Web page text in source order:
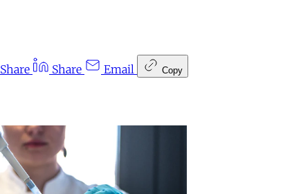
Share Share Email Copy